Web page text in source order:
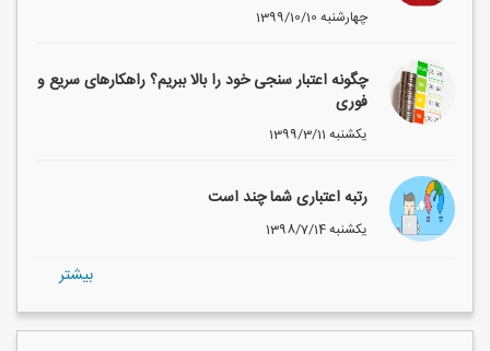
1399/10/10 چهارشنبه
چگونه اعتبار سنجی خود را بالا ببریم؟ راهکارهای سریع و
فوری
1399/3/11 یکشنبه
رتبه اعتباری شما چند است
1398/7/14 یکشنبه
بيشتر